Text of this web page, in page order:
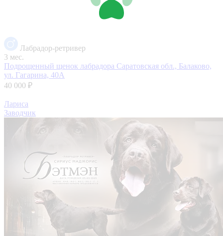
Лабрадор-ретривер
3 мес.
Подрощенный щенок лабрадора Саратовская обл., Балаково,
ул. Гагарина, 40А
40 000 ₽
Лариса
Заводчик